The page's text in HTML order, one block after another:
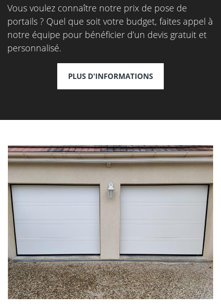
Vous voulez connaître notre prix de pose de
portails ? Quel que soit votre budget, faites appel à
notre équipe pour bénéficier d’un devis gratuit et
personnalisé.
PLUS D'INFORMATIONS